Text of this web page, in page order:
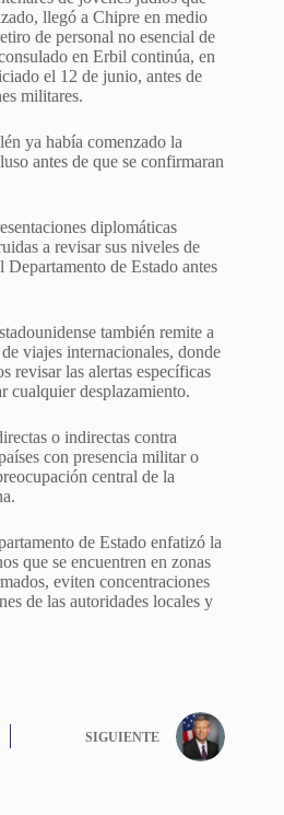
llegó a Chipre en medio
de personal no esencial de
en Erbil continúa, en
el 12 de junio, antes de
militares.
ya había comenzado la
antes de que se confirmaran
diplomáticas
a revisar sus niveles de
de Estado antes
también remite a
viajes internacionales, donde
revisar las alertas específicas
cualquier desplazamiento.
o indirectas contra
con presencia militar o
central de la
de Estado enfatizó la
que se encuentren en zonas
eviten concentraciones
de las autoridades locales y
SIGUIENTE